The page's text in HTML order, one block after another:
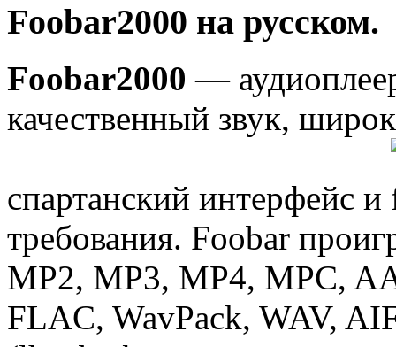
Foobar2000 на русском.
Foobar2000 —
качественный звук,
спартанский интерфейс и
требования. Foobar
MP2, MP3, MP4, MPC,
FLAC, WavPack, WAV,